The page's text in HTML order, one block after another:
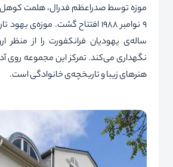
موزه توسط صدراعظم فدرال، هلمت
9 نوامبر 1988 افتتاح گشت. موزه‌ی
ساله‌ی یهودیان فرانکفورت را از منظر
نگهداری می‌کند. تمرکز این مجموعه روی
هنرهای زیبا و تاریخچه‌ی خانوادگی است.